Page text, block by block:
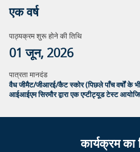
एक वर्ष
पाठ्यक्रम शुरू होने की तिथि
01 जून, 2026
पात्रता मानदंड
वैध जीमैट/जीआरई/कैट स्कोर (पिछले पाँच वर्षों के
आईआईएम सिरमौर द्वारा एक एप्टीट्यूड टेस्ट
कार्यक्रम का